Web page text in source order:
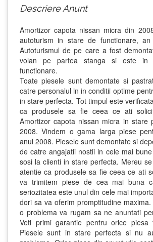
Descriere Anunt
Amortizor capota nissan micra din
autoturism in stare de functionare, an
Autoturismul de pe care a fost
volan pe partea stanga si este in
functionare.
Toate piesele sunt demontate si
catre personalul in in conditii optime
in stare perfecta. Tot timpul este
ca produsele sa fie ceea ce ati
Amortizor capota nissan micra in stare
2008. Vindem o gama larga piese
anul 2008. Piesele sunt demontate si
de catre angajatii nostii in cele mai
sosi la clienti in stare perfecta. Mereu
atentie ca produsele sa fie ceea ce ati
va trimitem piese de cea mai buna
seriozitatea este unul din cele mai
dori sa va oferim promptitudine
o problema va rugam sa ne anuntati
Veti primi garantie pentru orice piesa
Piesele sunt in stare perfecta si nu